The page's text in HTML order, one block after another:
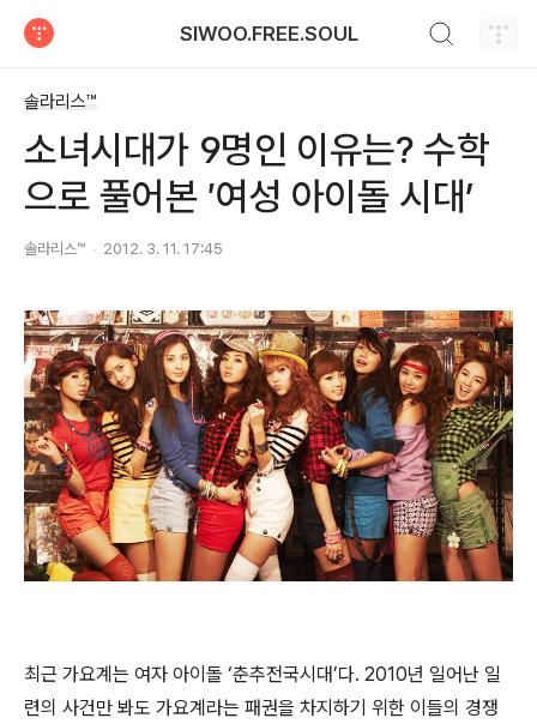
SIWOO.FREE.SOUL
솔라리스™
소녀시대가 9명인 이유는? 수학
으로 풀어본 ′여성 아이돌 시대’
솔라리스™ 2012. 3. 11. 17:45
최근 가요계는 여자 아이돌 ‘춘추전국시대’다. 2010년 일어난 일
련의 사건만 봐도 가요계라는 패권을 차지하기 위한 이들의 경쟁